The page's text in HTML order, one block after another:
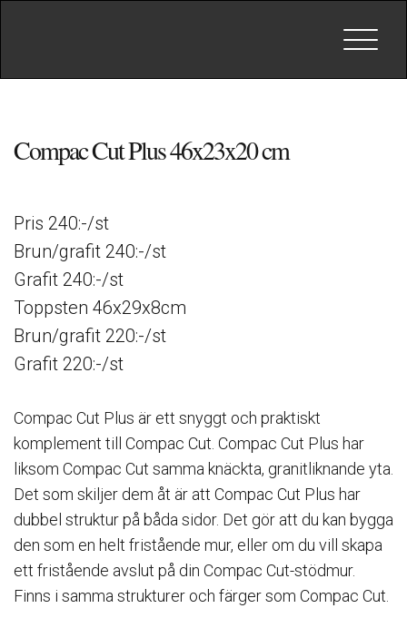
Toggle
Compac Cut Plus 46x23x20 cm
Pris 240:-/st
Brun/grafit 240:-/st
Grafit 240:-/st
Toppsten 46x29x8cm
Brun/grafit 220:-/st
Grafit 220:-/st
Compac Cut Plus är ett snyggt och praktiskt
komplement till Compac Cut. Compac Cut Plus har
liksom Compac Cut samma knäckta, granitliknande yta.
Det som skiljer dem åt är att Compac Cut Plus har
dubbel struktur på båda sidor. Det gör att du kan bygga
den som en helt fristående mur, eller om du vill skapa
ett fristående avslut på din Compac Cut-stödmur.
Finns i samma strukturer och färger som Compac Cut.